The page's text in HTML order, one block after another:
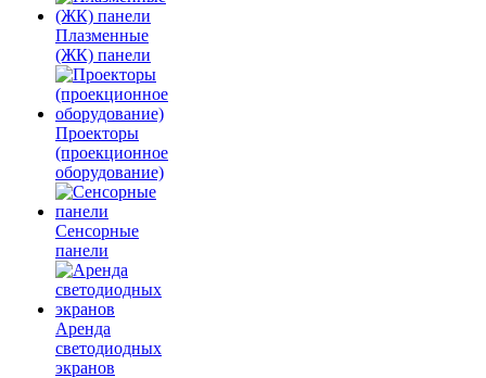
Плазменные
(ЖК) панели
Проекторы
(проекционное
оборудование)
Сенсорные
панели
Аренда
светодиодных
экранов